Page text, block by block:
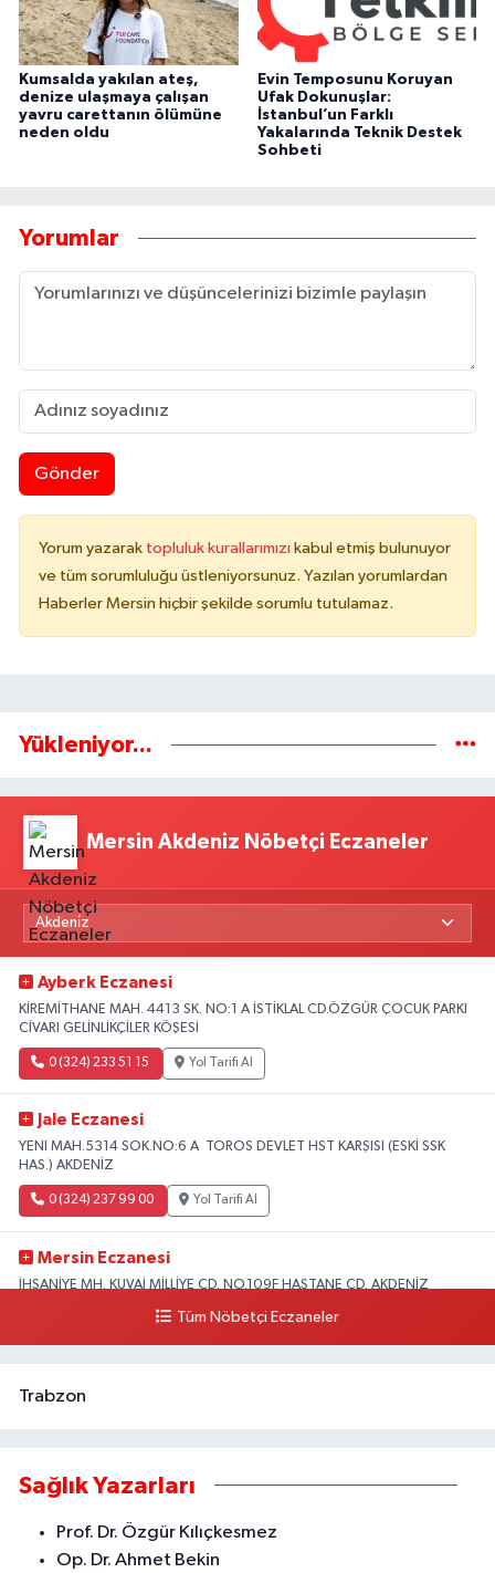
Kumsalda yakılan ateş,
denize ulaşmaya çalışan
yavru carettanın ölümüne
neden oldu
Evin Temposunu Koruyan
Ufak Dokunuşlar:
İstanbul’un Farklı
Yakalarında Teknik Destek
Sohbeti
Yorumlar
Gönder
Yorum yazarak topluluk kurallarımızı kabul etmiş bulunuyor
ve tüm sorumluluğu üstleniyorsunuz. Yazılan yorumlardan
Haberler Mersin hiçbir şekilde sorumlu tutulamaz.
Yükleniyor...
Mersin Akdeniz Nöbetçi Eczaneler
Ayberk Eczanesi
KİREMİTHANE MAH. 4413 SK. NO:1 A İSTİKLAL CD.ÖZGÜR ÇOCUK PARKI
CİVARI GELİNLİKÇİLER KÖŞESİ
0 (324) 233 51 15 Yol Tarifi Al
Jale Eczanesi
YENI MAH.5314 SOK.NO:6 A TOROS DEVLET HST KARŞISI (ESKİ SSK
HAS.) AKDENİZ
0 (324) 237 99 00 Yol Tarifi Al
Mersin Eczanesi
İHSANİYE MH. KUVAİ MİLLİYE CD. NO.109F HASTANE CD. AKDENİZ
Tüm Nöbetçi Eczaneler
Trabzon
Sağlık Yazarları
Prof. Dr. Özgür Kılıçkesmez
Op. Dr. Ahmet Bekin